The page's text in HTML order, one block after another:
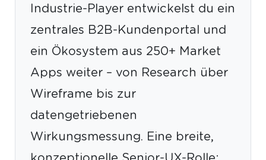
Industrie-Player entwickelst du ein
zentrales B2B-Kundenportal und
ein Ökosystem aus 250+ Market
Apps weiter – von Research über
Wireframe bis zur
datengetriebenen
Wirkungsmessung. Eine breite,